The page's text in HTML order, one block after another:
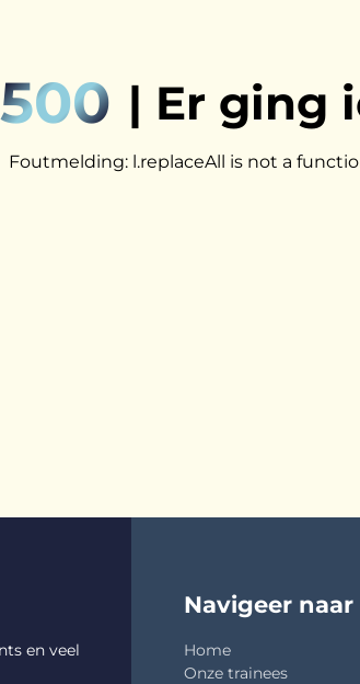
500 | Er ging
Foutmelding: l.replaceAll is not a
en veel
Navigeer naar
Home
Onze trainees